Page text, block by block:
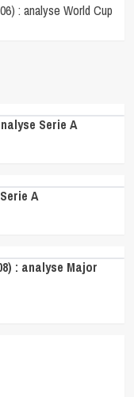
: analyse World Cup
Serie A
A
: analyse Major